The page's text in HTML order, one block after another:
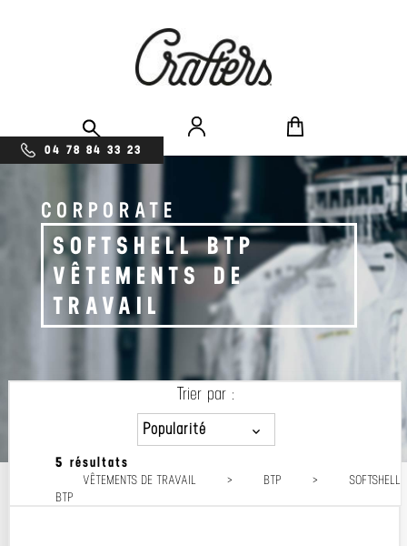
04 78 84 33 23
CORPORATE
SOFTSHELL BTP
VÊTEMENTS DE
TRAVAIL
5 résultats
VÊTEMENTS DE TRAVAIL > BTP >
SOFTSHELL
BTP
Trier par :
Popularité
Prix décroissant